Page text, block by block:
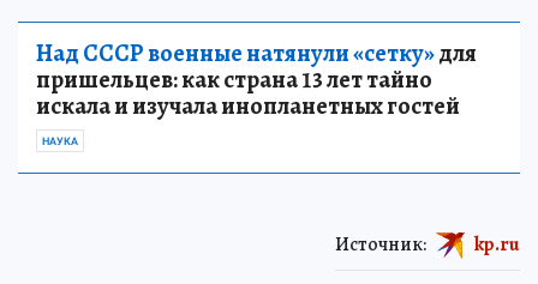
Над СССР военные натянули «сетку»для
пришельцев: как страна 13 лет тайно
искала и изучала инопланетных гостей
НАУКА
Источник: kp.ru